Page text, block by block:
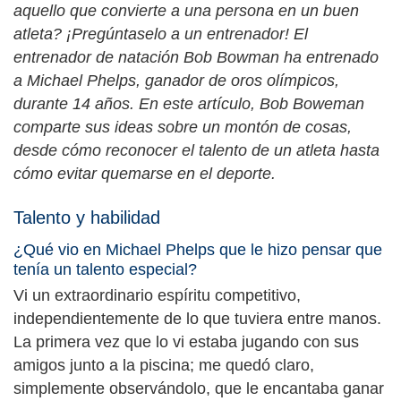
aquello que convierte a una persona en un buen
atleta? ¡Pregúntaselo a un entrenador! El
entrenador de natación Bob Bowman ha entrenado
a Michael Phelps, ganador de oros olímpicos,
durante 14 años. En este artículo, Bob Boweman
comparte sus ideas sobre un montón de cosas,
desde cómo reconocer el talento de un atleta hasta
cómo evitar quemarse en el deporte.
Talento y habilidad
¿Qué vio en Michael Phelps que le hizo pensar que
tenía un talento especial?
Vi un extraordinario espíritu competitivo,
independientemente de lo que tuviera entre manos.
La primera vez que lo vi estaba jugando con sus
amigos junto a la piscina; me quedó claro,
simplemente observándolo, que le encantaba ganar